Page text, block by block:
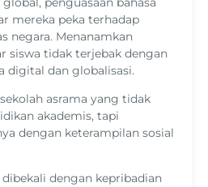
mereka peka terhadap
negara. Menanamkan
siswa tidak terjebak dengan
digital dan globalisasi.
asrama yang tidak
akademis, tapi
dengan keterampilan sosial
dengan kepribadian